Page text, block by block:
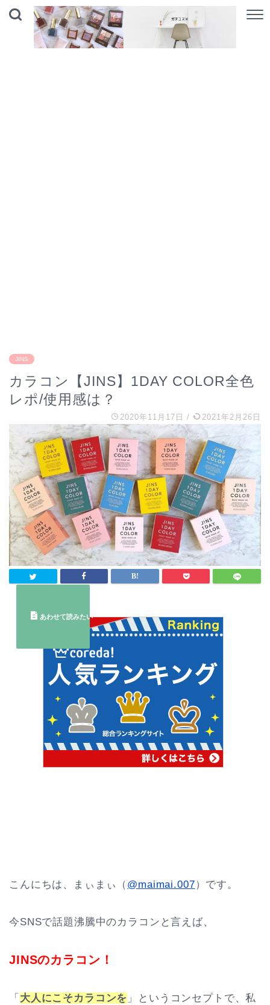
JINS
カラコン【JINS】1DAY COLOR全色
レポ/使用感は？
2020年11月17日 / 2021年2月26日
こんにちは、まぃまぃ（ @maimai.007）です。
今SNSで話題沸騰中のカラコンと言えば、
JINSのカラコン！
「 大人にこそカラコンを 」というコンセプトで、私